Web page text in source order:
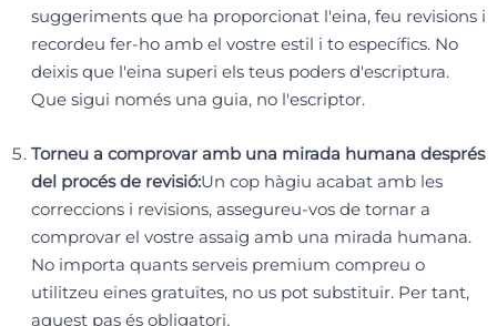
suggeriments que ha proporcionat l'eina, feu revisions i
recordeu fer-ho amb el vostre estil i to específics. No
deixis que l'eina superi els teus poders d'escriptura.
Que sigui només una guia, no l'escriptor.
Torneu a comprovar amb una mirada humana després
del procés de revisió:Un cop hàgiu acabat amb les
correccions i revisions, assegureu-vos de tornar a
comprovar el vostre assaig amb una mirada humana.
No importa quants serveis premium compreu o
utilitzeu eines gratuïtes, no us pot substituir. Per tant,
aquest pas és obligatori.